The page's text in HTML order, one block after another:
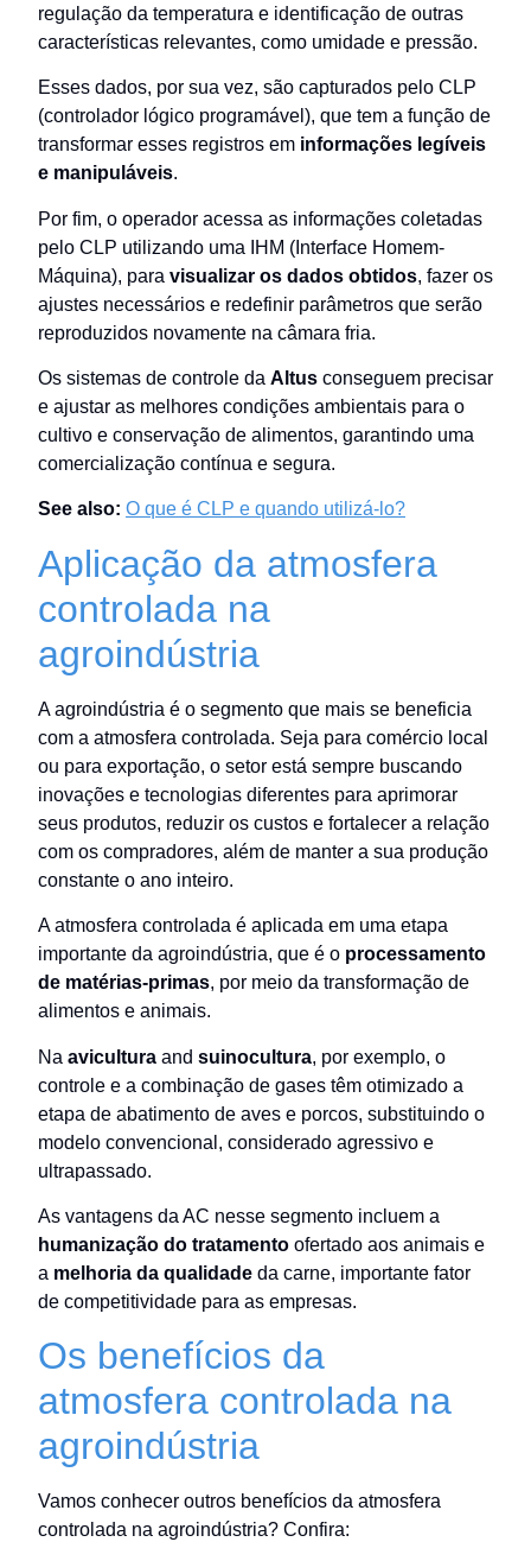
regulação da temperatura e identificação de outras
características relevantes, como umidade e pressão.
Esses dados, por sua vez, são capturados pelo CLP
(controlador lógico programável), que tem a função de
transformar esses registros em informações legíveis
e manipuláveis.
Por fim, o operador acessa as informações coletadas
pelo CLP utilizando uma IHM (Interface Homem-
Máquina), para visualizar os dados obtidos, fazer os
ajustes necessários e redefinir parâmetros que serão
reproduzidos novamente na câmara fria.
Os sistemas de controle da Altus conseguem precisar
e ajustar as melhores condições ambientais para o
cultivo e conservação de alimentos, garantindo uma
comercialização contínua e segura.
See also: O que é CLP e quando utilizá-lo?
Aplicação da atmosfera
controlada na
agroindústria
A agroindústria é o segmento que mais se beneficia
com a atmosfera controlada. Seja para comércio local
ou para exportação, o setor está sempre buscando
inovações e tecnologias diferentes para aprimorar
seus produtos, reduzir os custos e fortalecer a relação
com os compradores, além de manter a sua produção
constante o ano inteiro.
A atmosfera controlada é aplicada em uma etapa
importante da agroindústria, que é o processamento
de matérias-primas, por meio da transformação de
alimentos e animais.
Na avicultura and suinocultura, por exemplo, o
controle e a combinação de gases têm otimizado a
etapa de abatimento de aves e porcos, substituindo o
modelo convencional, considerado agressivo e
ultrapassado.
As vantagens da AC nesse segmento incluem a
humanização do tratamento ofertado aos animais e
a melhoria da qualidade da carne, importante fator
de competitividade para as empresas.
Os benefícios da
atmosfera controlada na
agroindústria
Vamos conhecer outros benefícios da atmosfera
controlada na agroindústria? Confira: